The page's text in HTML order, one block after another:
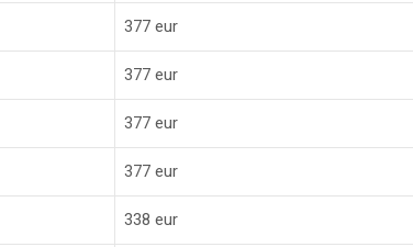
377 eur
377 eur
377 eur
377 eur
338 eur